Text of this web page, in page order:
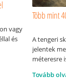
vagy
és
Több mint
A tengeri
jelentek
méteresre
Tovább